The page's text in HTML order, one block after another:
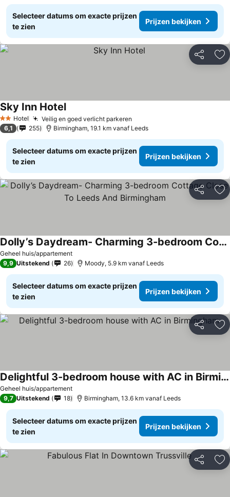
Selecteer datums om exacte prijzen
te zien
Prijzen bekijken
Delen
2 Sterren
Hotel Veilig en goed verlicht parkeren
Sky Inn Hotel
6,1 255 Birmingham, 19.1 km vanaf Leeds
Selecteer datums om exacte prijzen
te zien
Prijzen bekijken
Delen
Geheel huis/appartement
Dolly’s Daydream- Charming 3-bedroom Cottage Close To Leeds And Birmingham
9,9 Uitstekend 26 Moody, 5.9 km vanaf Leeds
Selecteer datums om exacte prijzen
te zien
Prijzen bekijken
Delen
Geheel huis/appartement
Delightful 3-bedroom house with AC in Birmingham
9,7 Uitstekend 18 Birmingham, 13.6 km vanaf Leeds
Selecteer datums om exacte prijzen
te zien
Prijzen bekijken
Delen